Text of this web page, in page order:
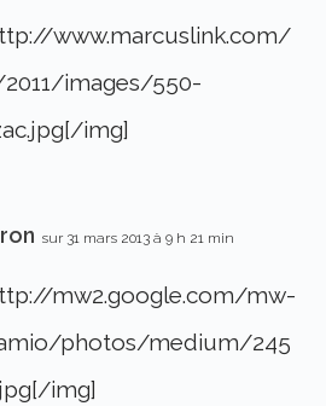
www.marcuslink.com/
images/550-
img]
sur 31 mars 2013 à 9 h 21 min
mw2.google.com/mw-
photos/medium/245
img]